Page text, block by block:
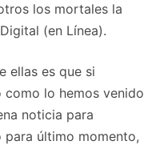
los mortales la
(en Línea).
ellas es que si
lo hemos venido
noticia para
último momento,